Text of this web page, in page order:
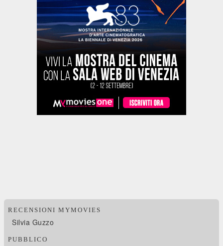
RECENSIONI MYMOVIES
Silvia Guzzo
PUBBLICO